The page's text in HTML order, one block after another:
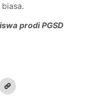
prodi PGSD